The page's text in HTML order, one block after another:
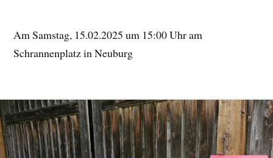
Am Samstag, 15.02.2025 um 15:00 Uhr am
Schrannenplatz in Neuburg